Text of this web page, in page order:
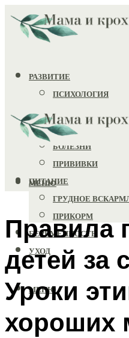
РАЗВИТИЕ
ПСИХОЛОГИЯ
ИГРУШКИ
ЗДОРОВЬЕ
БОЛЕЗНИ
ПРИВИВКИ
ПИТАНИЕ
ГРУДНОЕ
ПРИКОРМ
БЕРЕМЕННОСТЬ
УХОД
МЕНЮ
МЕНЮ
Правила
детей за
Уроки
хороших